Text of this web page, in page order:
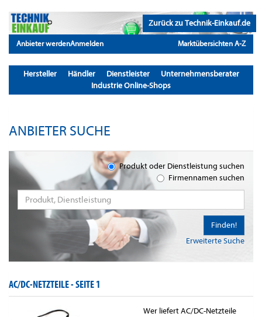
Zurück zu Technik-Einkauf.de
Anbieter werdenAnmelden Marktübersichten A-Z
Hersteller Händler Dienstleister
Unternehmensberater
Industrie Online-Shops
ANBIETER SUCHE
Produkt oder Dienstleistung suchen
Firmennamen suchen
Erweiterte Suche
Finden!
AC/DC-NETZTEILE -SEITE 1
Wer liefert AC/DC-Netzteile